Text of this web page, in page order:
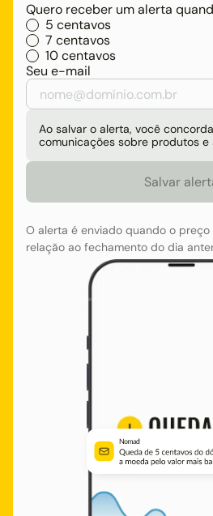
Quero receber um alerta
5 centavos
7 centavos
10 centavos
Seu e-mail
Ao salvar o alerta, você
comunicações sobre produtos e
O alerta é enviado quando o
relação ao fechamento do dia